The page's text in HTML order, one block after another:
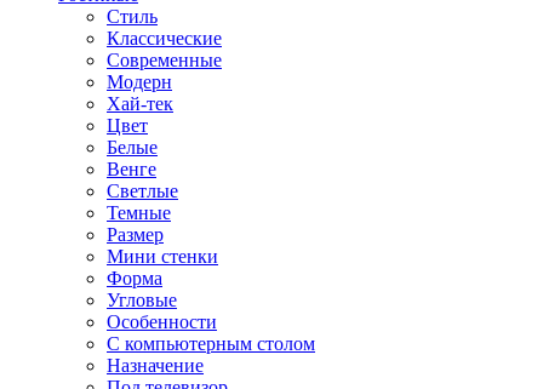
Стиль
Классические
Современные
Модерн
Хай-тек
Цвет
Белые
Венге
Светлые
Темные
Размер
Мини стенки
Форма
Угловые
Особенности
С компьютерным столом
Назначение